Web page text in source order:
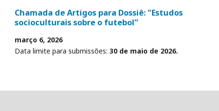
Chamada de Artigos para Dossiê: "Estudos
socioculturais sobre o futebol"
março 6, 2026
Data limite para submissões: 30 de maio de 2026.